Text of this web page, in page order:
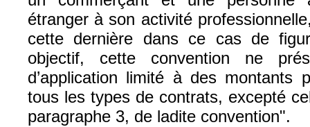
étranger à son activité
cette dernière dans ce cas de
objectif, cette convention ne
d’application limité à des montants
tous les types de contrats, excepté
paragraphe 3, de ladite convention".